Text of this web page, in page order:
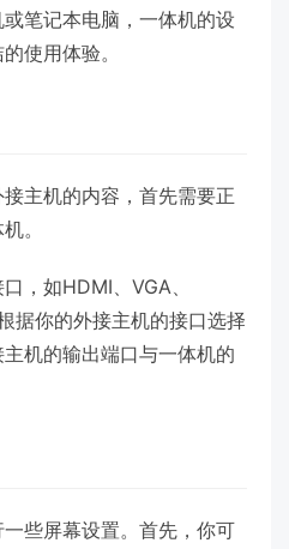
笔记本电脑，一体机的设
使用体验。
主机的内容，首先需要正
。
，如HDMI、VGA、
据你的外接主机的接口选择
机的输出端口与一体机的
些屏幕设置。首先，你可